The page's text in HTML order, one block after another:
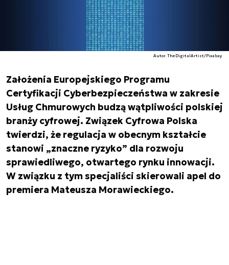
Autor. TheDigitalArtist/Pixabay
Założenia Europejskiego Programu
Certyfikacji Cyberbezpieczeństwa w zakresie
Usług Chmurowych budzą wątpliwości polskiej
branży cyfrowej. Związek Cyfrowa Polska
twierdzi, że regulacja w obecnym kształcie
stanowi „znaczne ryzyko” dla rozwoju
sprawiedliwego, otwartego rynku innowacji.
W związku z tym specjaliści skierowali apel do
premiera Mateusza Morawieckiego.